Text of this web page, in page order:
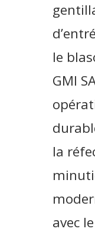
le
GMI
la
avec